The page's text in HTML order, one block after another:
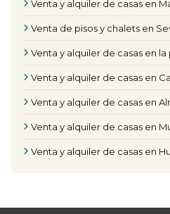
Venta y alquiler de casas en
Venta de pisos y chalets en
Venta y alquiler de casas en
Venta y alquiler de casas en
Venta y alquiler de casas en
Venta y alquiler de casas en
Venta y alquiler de casas en